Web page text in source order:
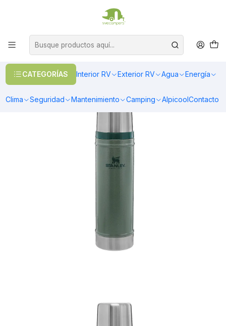
CATEGORÍAS Interior RV Exterior RV Agua Energía
Clima Seguridad Mantenimiento Camping AlpicoolContacto
OFERTAS EN CALEFACCIÓN DIESEL
TERMO STANLEY CLASSIC | 591 ML VERDE